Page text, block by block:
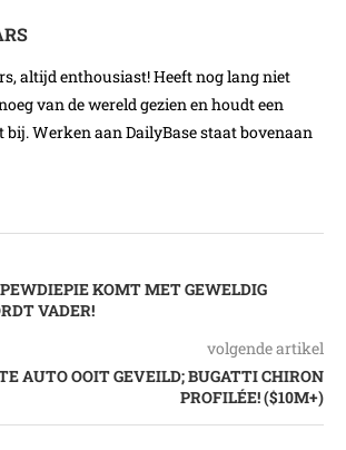
altijd enthousiast! Heeft nog lang niet
van de wereld gezien en houdt een
bij. Werken aan DailyBase staat bovenaan
KOMT MET GEWELDIG
VADER!
volgende artikel
AUTO OOIT GEVEILD; BUGATTI CHIRON
PROFILÉE! ($10M+)